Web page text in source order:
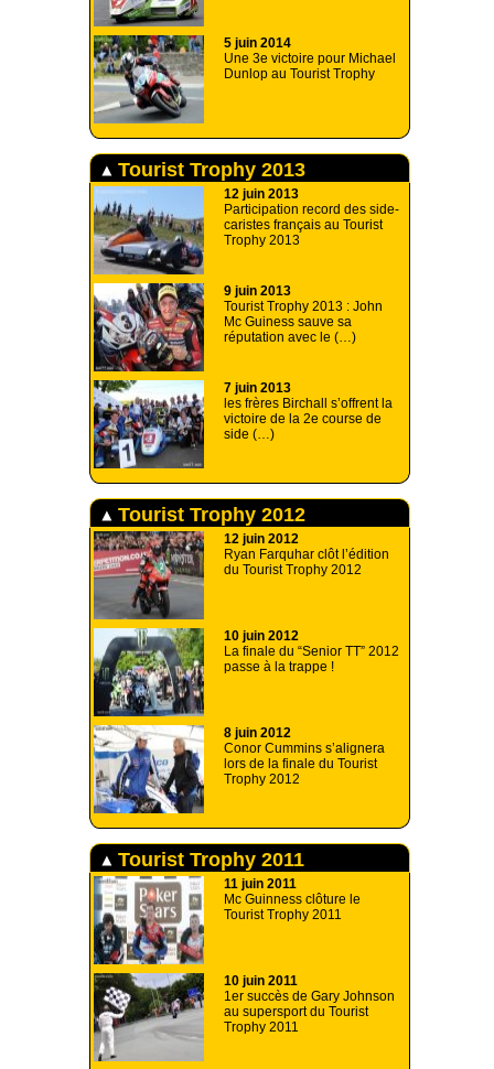
5 juin 2014
Une 3e victoire pour Michael
Dunlop au Tourist Trophy
Tourist Trophy 2013
12 juin 2013
Participation record des side-
caristes français au Tourist
Trophy 2013
9 juin 2013
Tourist Trophy 2013 : John
Mc Guiness sauve sa
réputation avec le (…)
7 juin 2013
les frères Birchall s’offrent la
victoire de la 2e course de
side (…)
Tourist Trophy 2012
12 juin 2012
Ryan Farquhar clôt l’édition
du Tourist Trophy 2012
10 juin 2012
La finale du “Senior TT” 2012
passe à la trappe !
8 juin 2012
Conor Cummins s’alignera
lors de la finale du Tourist
Trophy 2012
Tourist Trophy 2011
11 juin 2011
Mc Guinness clôture le
Tourist Trophy 2011
10 juin 2011
1er succès de Gary Johnson
au supersport du Tourist
Trophy 2011